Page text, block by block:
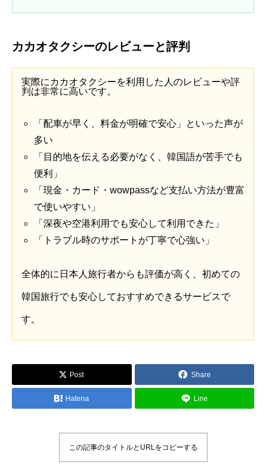
カカオタクシーのレビューと評判
実際にカカオタクシーを利用した人のレビューや評
判は非常に高いです。
「配車が早く、料金が明確で安心」といった声が
多い
「目的地を伝える必要がなく、韓国語が苦手でも
便利」
「現金・カード・wowpassなど支払い方法が豊富
で使いやすい」
「深夜や空港利用でも安心して利用できた」
「トラブル時のサポートが丁寧で心強い」
全体的に日本人旅行者からも評価が高く、初めての
韓国旅行でも安心しておすすめできるサービスで
す。
Post Share
Hatena Line
この記事のタイトルとURLをコピーする